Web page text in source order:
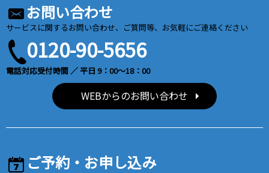
お問い合わせ
サービスに関するお問い合わせ、ご質問等、お気軽にご連絡ください
0120-90-5656
電話対応受付時間 ／ 平日 9：00～18：00
WEBからのお問い合わせ
ご予約・お申し込み